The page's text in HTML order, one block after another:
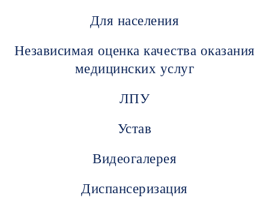
Для населения
Независимая оценка качества оказания
медицинских услуг
ЛПУ
Устав
Видеогалерея
Диспансеризация